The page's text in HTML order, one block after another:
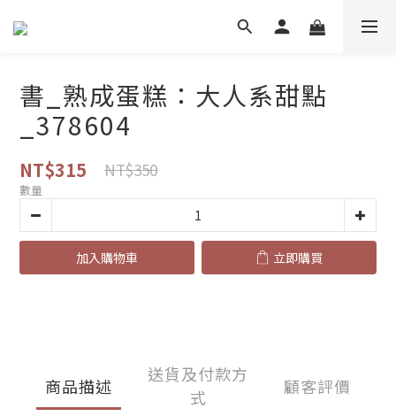
書_熟成蛋糕：大人系甜點
_378604
NT$315 NT$350
數量
加入購物車 立即購買
商品描述
送貨及付款方
式
顧客評價